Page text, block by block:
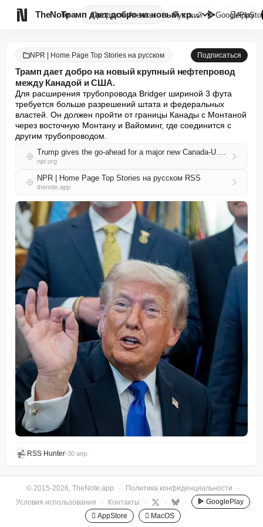
TheNote ПродуктыАгенты Трамп дает добро на новый круп...
Русский GooglePlay

NPR | Home Page Top Stories на русском Подписаться
Трамп дает добро на новый крупный нефтепровод
между Канадой и США.
Для расширения трубопровода Bridger шириной 3 фута
требуется больше разрешений штата и федеральных
властей. Он должен пройти от границы Канады с Монтаной
через восточную Монтану и Вайоминг, где соединится с
другим трубопроводом.
Trump gives the go-ahead for a major new Canada-U.S. oil pipeline
npr.org
NPR | Home Page Top Stories на русском RSS
thenote.app
RSS Hunter•30 апр.
© 2015-2026, TheNote.app · Политика конфиденциальности
·
Условия использования
· Контакты · · ·
GooglePlay
 AppStore
 MacOS